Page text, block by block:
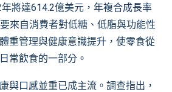
將達614.2億美元，年複合成長率
來自消費者對低糖、低脂與功能性
重管理與健康意識提升，使零食從
常飲食的一部分。
與口感並重已成主流。調查指出，